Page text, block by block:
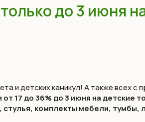
до 3 июня
и детских каникул! А также всех с
17 до 36% до 3 июня на детские
комплекты мебели, тумбы,